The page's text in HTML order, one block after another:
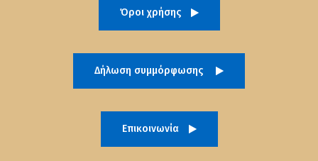
Όροι χρήσης
Δήλωση συμμόρφωσης
Επικοινωνία